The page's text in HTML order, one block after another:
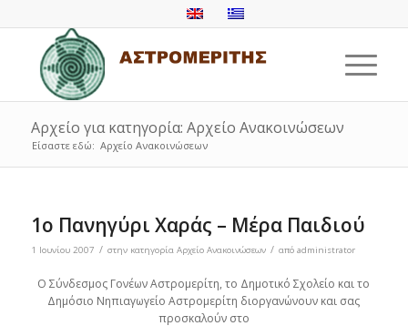
Αρχείο για κατηγορία: Αρχείο Ανακοινώσεων
Είσαστε εδώ: Αρχείο Ανακοινώσεων
1ο Πανηγύρι Χαράς – Μέρα Παιδιού
1 Ιουνίου 2007 / στην κατηγορία Αρχείο Ανακοινώσεων / από administrator
Ο Σύνδεσμος Γονέων Αστρομερίτη, το Δημοτικό Σχολείο και το
Δημόσιο Νηπιαγωγείο Αστρομερίτη διοργανώνουν και σας
προσκαλούν στο